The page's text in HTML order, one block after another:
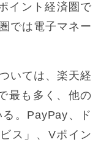
イント経済圏で
では電子マネー
いては、楽天経
最も多く、他の
。PayPay、ド
ス」、Vポイン